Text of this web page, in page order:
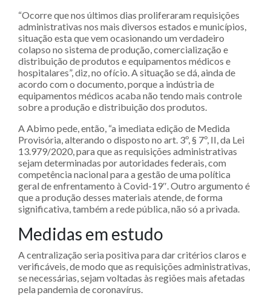
“Ocorre que nos últimos dias proliferaram requisições
administrativas nos mais diversos estados e municípios,
situação esta que vem ocasionando um verdadeiro
colapso no sistema de produção, comercialização e
distribuição de produtos e equipamentos médicos e
hospitalares”, diz, no ofício. A situação se dá, ainda de
acordo com o documento, porque a indústria de
equipamentos médicos acaba não tendo mais controle
sobre a produção e distribuição dos produtos.
A Abimo pede, então, “a imediata edição de Medida
Provisória, alterando o disposto no art. 3º, § 7º, II, da Lei
13.979/2020, para que as requisições administrativas
sejam determinadas por autoridades federais, com
competência nacional para a gestão de uma política
geral de enfrentamento à Covid-19″. Outro argumento é
que a produção desses materiais atende, de forma
significativa, também a rede pública, não só a privada.
Medidas em estudo
A centralização seria positiva para dar critérios claros e
verificáveis, de modo que as requisições administrativas,
se necessárias, sejam voltadas às regiões mais afetadas
pela pandemia de coronavírus.